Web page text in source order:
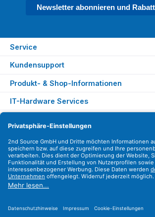
Newsletter abonnieren und
Service
Kundensupport
Produkt- & Shop-Informationen
IT-Hardware Services
Versandarten
Zahlungsarten
Sicher Einkaufen
Find us on